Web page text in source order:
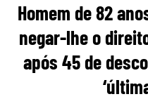
Homem de 82
negar-lhe o
após 45 de